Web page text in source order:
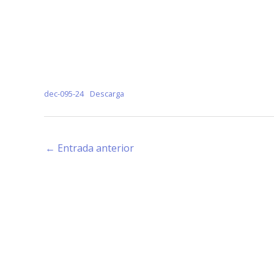
dec-095-24 Descarga
← Entrada anterior